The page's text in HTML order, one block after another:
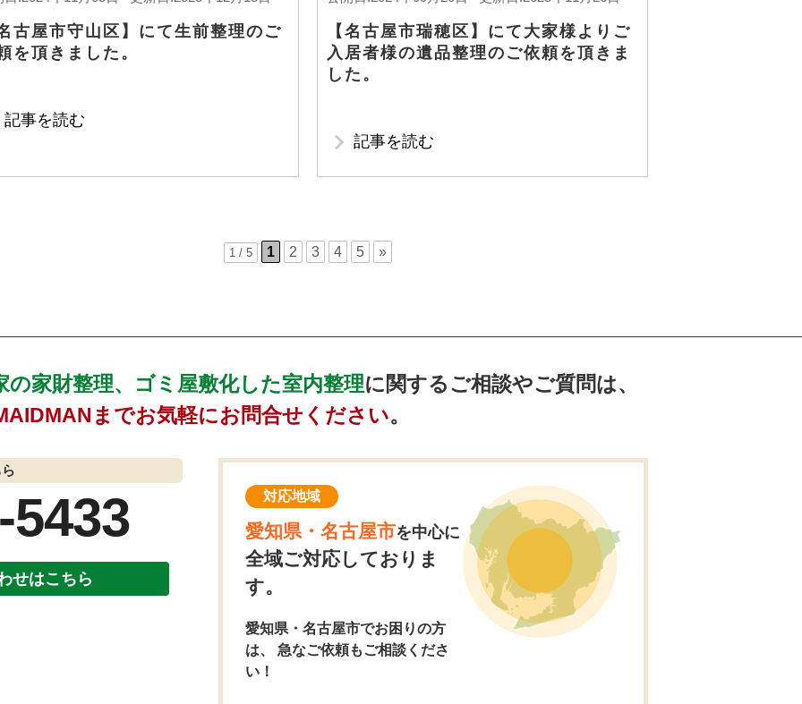
古屋市守山区】にて生前整理のご
を頂きました。
記事を読む
【名古屋市瑞穂区】にて大家様よりご
入居者様の遺品整理のご依頼を頂きま
した。
記事を読む
1 / 5 1 2 3 4 5 »
の家財整理、ゴミ屋敷化した室内整理に関するご相談やご質問は、
までお気軽にお問合せください。
5433
せはこちら
対応地域
愛知県・名古屋市を中心に
全域ご対応しておりま
す。
愛知県・名古屋市でお困りの方
は、 急なご依頼もご相談くださ
い！